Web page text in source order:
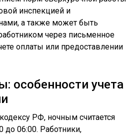
инспекцией и
а также может быть
через письменное
оплаты или предоставлении
особенности учета
РФ, ночным считается
до 06:00. Работники,